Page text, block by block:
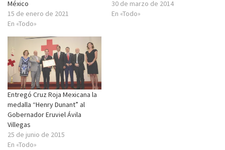
México
15 de enero de 2021
En «Todo»
30 de marzo de 2014
En «Todo»
Entregó Cruz Roja Mexicana la
medalla “Henry Dunant” al
Gobernador Eruviel Ávila
Villegas
25 de junio de 2015
En «Todo»